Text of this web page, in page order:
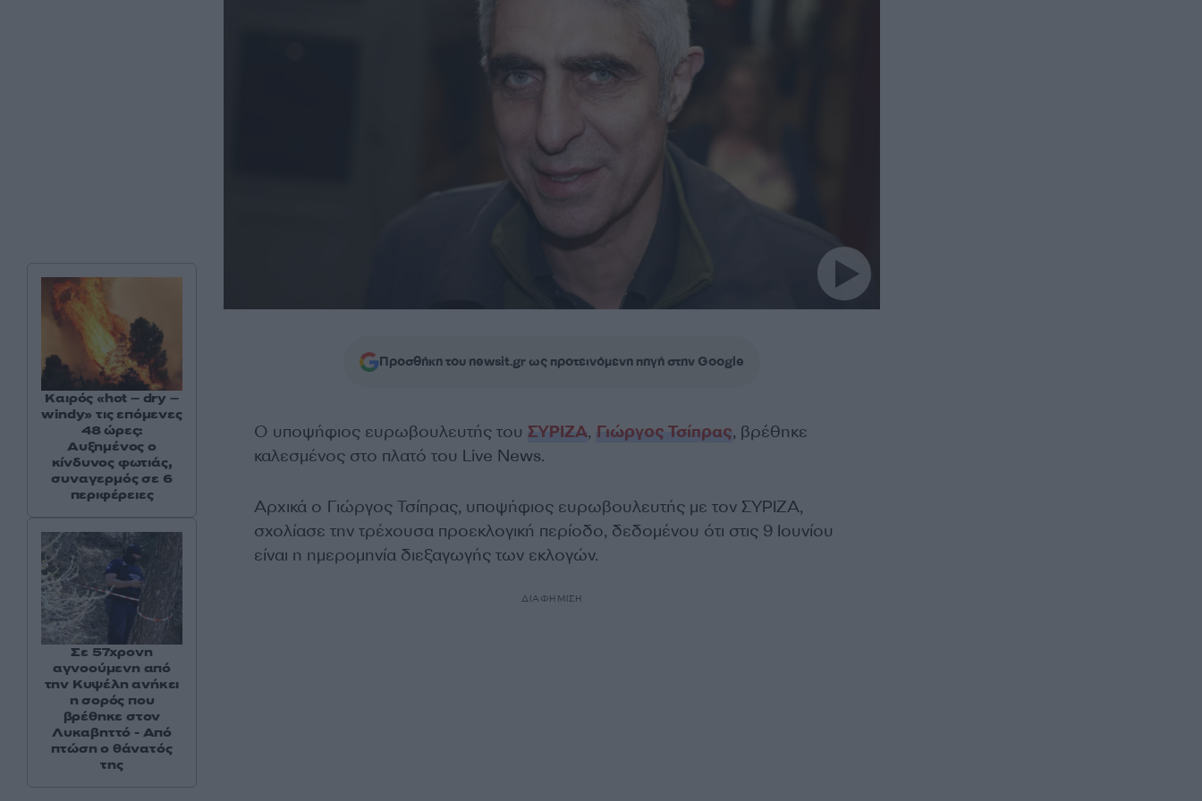
Προσθήκη του newsit.gr ως προτεινόμενη πηγή στην Google
Ο υποψήφιος ευρωβουλευτής του ΣΥΡΙΖΑ, Γιώργος Τσίπρας, βρέθηκε
καλεσμένος στο πλατό του Live News.
Αρχικά ο Γιώργος Τσίπρας, υποψήφιος ευρωβουλευτής με τον ΣΥΡΙΖΑ,
σχολίασε την τρέχουσα προεκλογική περίοδο, δεδομένου ότι στις 9 Ιουνίου
είναι η ημερομηνία διεξαγωγής των εκλογών.
ΔΙΑΦΗΜΙΣΗ
Καιρός «hot – dry –
windy» τις επόμενες
48 ώρες:
Αυξημένος ο
κίνδυνος φωτιάς,
συναγερμός σε 6
περιφέρειες
Σε 57χρονη
αγνοούμενη από
την Κυψέλη ανήκει
η σορός που
βρέθηκε στον
Λυκαβηττό - Από
πτώση ο θάνατός
της